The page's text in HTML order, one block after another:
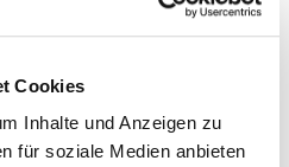
Cookies
Inhalte und Anzeigen zu
für soziale Medien anbieten
Dunkelheit
der Dunkelheit